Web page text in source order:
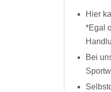
Hier
*Egal
Bei